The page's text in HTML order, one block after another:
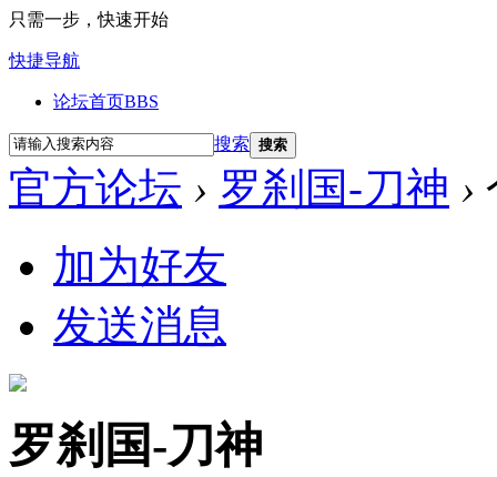
只需一步，快速开始
快捷导航
论坛首页BBS
搜索 搜索
官方论坛 › 罗刹国-刀神 ›
加为好友
发送消息
罗刹国-刀神